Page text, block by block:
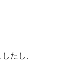
たし、